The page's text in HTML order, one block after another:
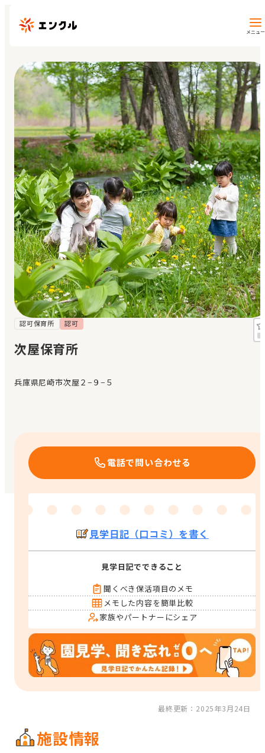
メニュー
保育園・幼稚園を探す
地図から探す
地域から探す
マイページ
閲覧履歴
お気に入り
見学日記
メッセージ
おすすめの園
エンクルの特徴と活用方法
認可保育所 認可
次屋保育所
兵庫県尼崎市次屋２−９−５
電話で問い合わせる
見学日記（口コミ）を書く
見学日記でできること
聞くべき保活項目のメモ
メモした内容を簡単比較
家族やパートナーにシェア
最終更新：2025年3月24日
施設情報